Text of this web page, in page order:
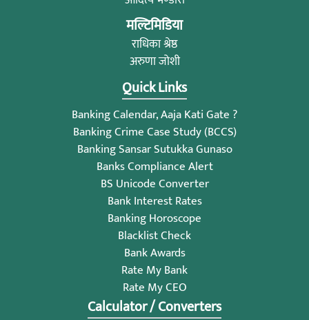
मल्टिमिडिया
राधिका श्रेष्ठ
अरुणा जोशी
Quick Links
Banking Calendar, Aaja Kati Gate ?
Banking Crime Case Study (BCCS)
Banking Sansar Sutukka Gunaso
Banks Compliance Alert
BS Unicode Converter
Bank Interest Rates
Banking Horoscope
Blacklist Check
Bank Awards
Rate My Bank
Rate My CEO
Calculator / Converters